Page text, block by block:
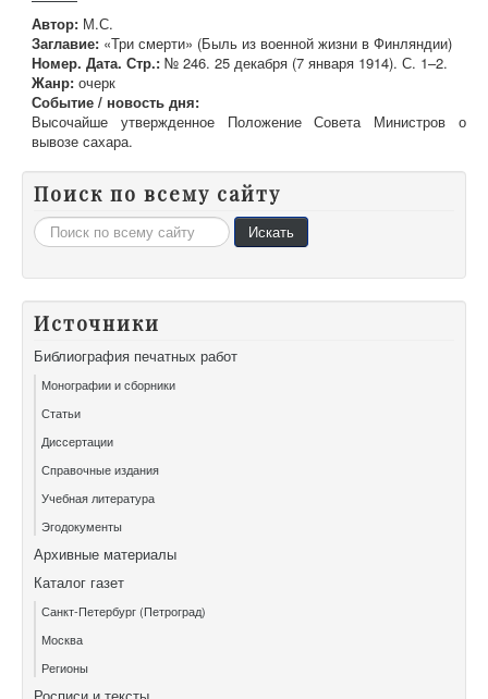
Автор: М.С.
Заглавие: «Три смерти» (Быль из военной жизни в Финляндии)
Номер. Дата. Стр.: № 246. 25 декабря (7 января 1914). С. 1–2.
Жанр: очерк
Событие / новость дня:
Высочайше утвержденное Положение Совета Министров о
вывозе сахара.
Поиск по всему сайту
Искать... Искать
Источники
Библиография печатных работ
Монографии и сборники
Статьи
Диссертации
Справочные издания
Учебная литература
Эгодокументы
Архивные материалы
Каталог газет
Санкт-Петербург (Петроград)
Москва
Регионы